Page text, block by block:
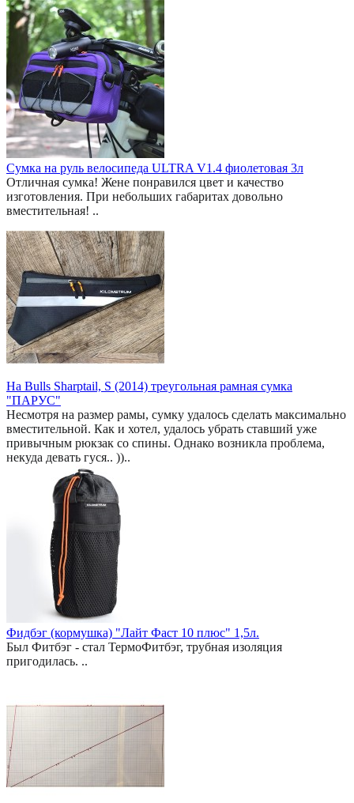
Сумка на руль велосипеда ULTRA V1.4 фиолетовая 3л
Отличная сумка! Жене понравился цвет и качество
изготовления. При небольших габаритах довольно
вместительная! ..
На Bulls Sharptail, S (2014) треугольная рамная сумка
"ПАРУС"
Несмотря на размер рамы, сумку удалось сделать максимально
вместительной. Как и хотел, удалось убрать ставший уже
привычным рюкзак со спины. Однако возникла проблема,
некуда девать гуся.. ))..
Фидбэг (кормушка) "Лайт Фаст 10 плюс" 1,5л.
Был Фитбэг - стал ТермоФитбэг, трубная изоляция
пригодилась. ..